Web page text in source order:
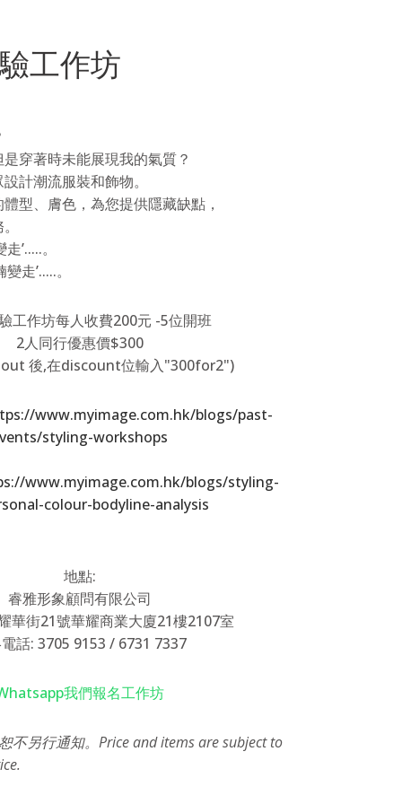
工作坊
穿著時未能展現我的氣質？
計潮流服裝和飾物。
型、膚色，為您提供隱藏缺點，
’.....。
走’.....。
工作坊每人收費200元 -5位開班
2人同行優惠價$300
後,在discount位輸入"300for2")
www.myimage.com.hk/blogs/past-
styling-workshops
www.myimage.com.hk/blogs/styling-
colour-bodyline-analysis
地點:
睿雅形象顧問有限公司
華街21號華耀商業大廈21樓2107室
話: 3705 9153 / 6731 7337
我們報名工作坊
不另行通知。Price and items are subject to